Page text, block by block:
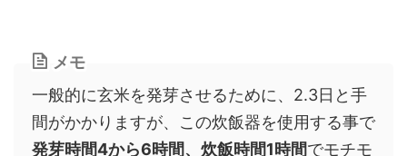
メモ
一般的に玄米を発芽させるために、2.3日と手
間がかかりますが、この炊飯器を使用する事で
発芽時間4から6時間、炊飯時間1時間でモチモ